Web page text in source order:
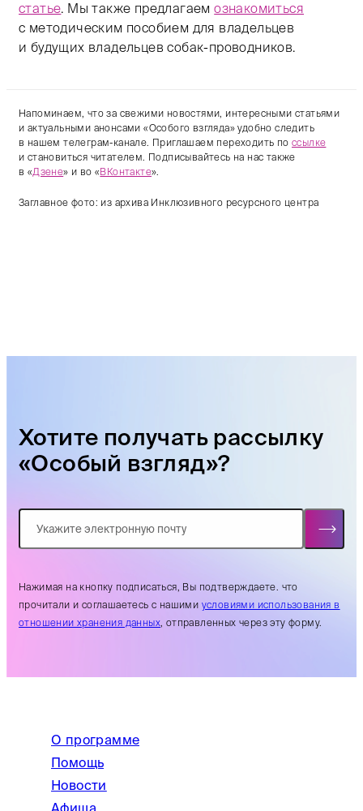
статье. Мы также предлагаемознакомиться
с методическим пособием для владельцев
и будущих владельцев собак-проводников.
Напоминаем, что за свежими новостями, интересными статьями
и актуальными анонсами «Особого взгляда» удобно следить
в нашем телеграм-канале. Приглашаем переходить по ссылке
и становиться читателем. Подписывайтесь на нас также
в «Дзене» и во «ВКонтакте».
Заглавное фото: из архива Инклюзивного ресурсного центра
Хотите получать рассылку
«Особый взгляд»?
Нажимая на кнопку подписаться, Вы подтверждаете. что
прочитали и соглашаетесь с нашими условиями использования в
отношении хранения данных, отправленных через эту форму.
О программе
Помощь
Новости
Афиша